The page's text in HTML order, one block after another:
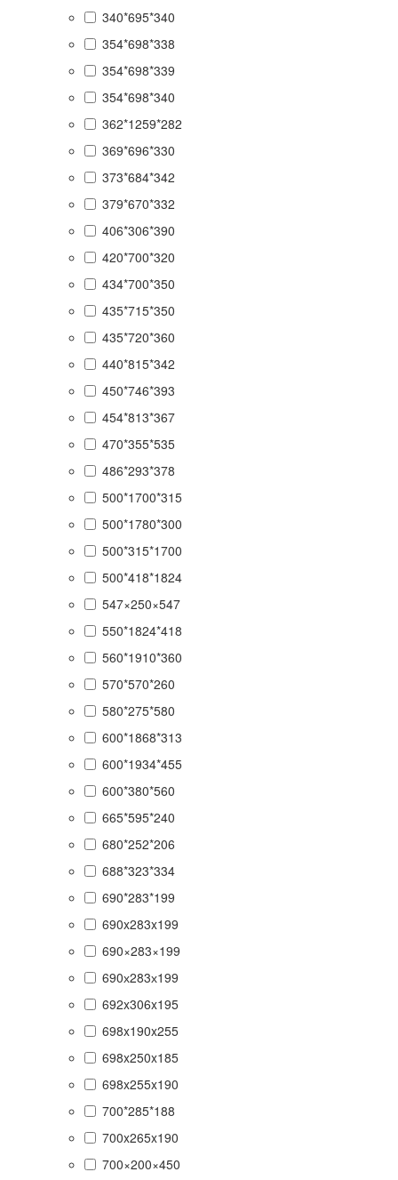
340*695*340
354*698*338
354*698*339
354*698*340
362*1259*282
369*696*330
373*684*342
379*670*332
406*306*390
420*700*320
434*700*350
435*715*350
435*720*360
440*815*342
450*746*393
454*813*367
470*355*535
486*293*378
500*1700*315
500*1780*300
500*315*1700
500*418*1824
547×250×547
550*1824*418
560*1910*360
570*570*260
580*275*580
600*1868*313
600*1934*455
600*380*560
665*595*240
680*252*206
688*323*334
690*283*199
690x283x199
690×283×199
690х283х199
692x306x195
698x190x255
698x250x185
698x255x190
700*285*188
700x265x190
700×200×450